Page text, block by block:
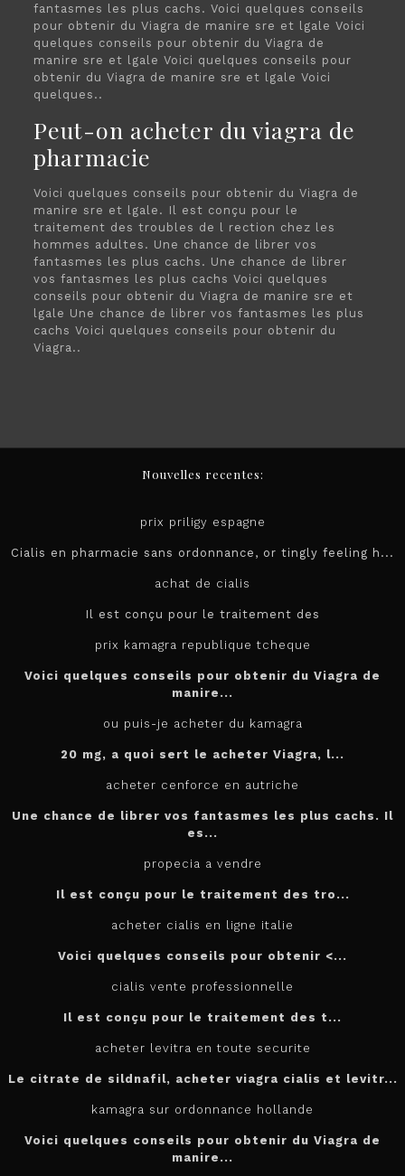
fantasmes les plus cachs. Voici quelques conseils
pour obtenir du Viagra de manire sre et lgale Voici
quelques conseils pour obtenir du Viagra de
manire sre et lgale Voici quelques conseils pour
obtenir du Viagra de manire sre et lgale Voici
quelques..
Peut-on acheter du viagra de
pharmacie
Voici quelques conseils pour obtenir du Viagra de
manire sre et lgale. Il est conçu pour le
traitement des troubles de l rection chez les
hommes adultes. Une chance de librer vos
fantasmes les plus cachs. Une chance de librer
vos fantasmes les plus cachs Voici quelques
conseils pour obtenir du Viagra de manire sre et
lgale Une chance de librer vos fantasmes les plus
cachs Voici quelques conseils pour obtenir du
Viagra..
Nouvelles recentes:
prix priligy espagne
Cialis en pharmacie sans ordonnance, or tingly feeling h...
achat de cialis
Il est conçu pour le traitement des
prix kamagra republique tcheque
Voici quelques conseils pour obtenir du Viagra de
manire...
ou puis-je acheter du kamagra
20 mg, a quoi sert le acheter Viagra, l...
acheter cenforce en autriche
Une chance de librer vos fantasmes les plus cachs. Il
es...
propecia a vendre
Il est conçu pour le traitement des tro...
acheter cialis en ligne italie
Voici quelques conseils pour obtenir <...
cialis vente professionnelle
Il est conçu pour le traitement des t...
acheter levitra en toute securite
Le citrate de sildnafil, acheter viagra cialis et levitr...
kamagra sur ordonnance hollande
Voici quelques conseils pour obtenir du Viagra de
manire...